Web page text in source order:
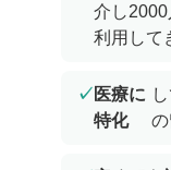
介し
利用して
✓ 医療に
特化